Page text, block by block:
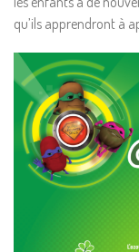
qu’ils apprendront à